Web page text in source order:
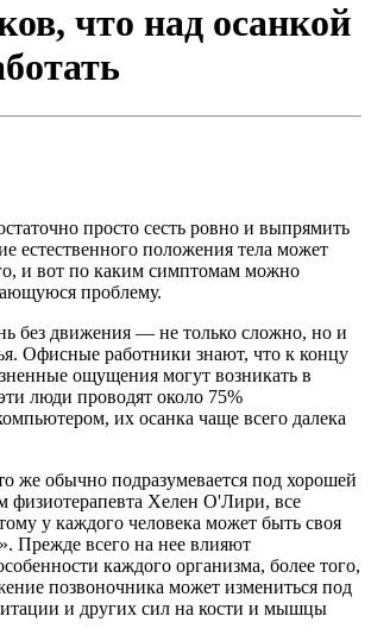
что над осанкой
просто сесть ровно и выпрямить
естественного положения тела может
и вот по каким симптомам можно
проблему.
без движения — не только сложно, но и
Офисные работники знают, что к концу
ощущения могут возникать в
люди проводят около 75%
их осанка чаще всего далека
же обычно подразумевается под хорошей
физиотерапевта Хелен О'Лири, все
у каждого человека может быть своя
Прежде всего на нее влияют
каждого организма, более того,
позвоночника может измениться под
и других сил на кости и мышцы